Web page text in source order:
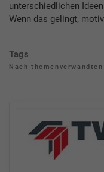
unterschiedlichen
Wenn das gelingt,
Tags
Nach